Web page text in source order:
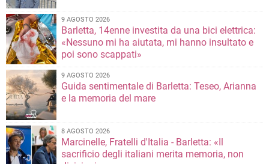
9 AGOSTO 2026
Barletta, 14enne investita da una bici elettrica:
«Nessuno mi ha aiutata, mi hanno insultato e
poi sono scappati»
9 AGOSTO 2026
Guida sentimentale di Barletta: Teseo, Arianna
e la memoria del mare
8 AGOSTO 2026
Marcinelle, Fratelli d'Italia - Barletta: «Il
sacrificio degli italiani merita memoria, non